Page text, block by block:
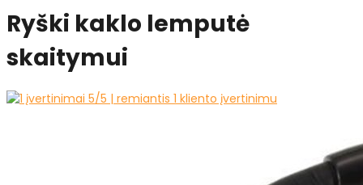
Ryški kaklo lemputė
skaitymui
5/5 | remiantis 1 kliento įvertinimu